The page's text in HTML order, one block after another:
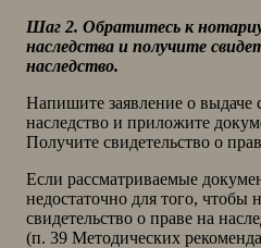
Шаг 2. Обратитесь к
наследства и получите
наследство.
Напишите заявление о выдаче
наследство и приложите
Получите свидетельство о
Если рассматриваемые
недостаточно для того, чтобы
свидетельство о праве на
(п. 39 Методических